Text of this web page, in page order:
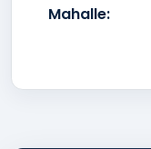
Mahalle: